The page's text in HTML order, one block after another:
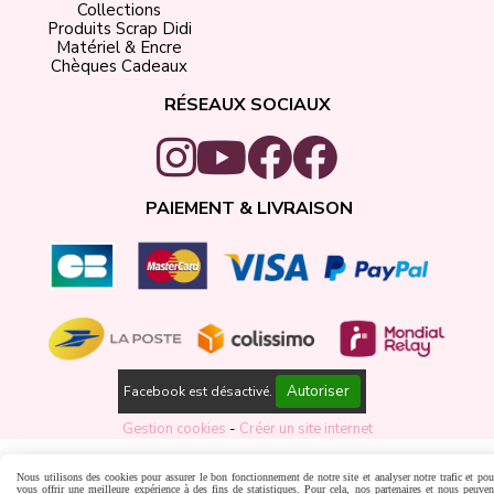
Collections
Produits Scrap Didi
Matériel & Encre
Chèques Cadeaux
RÉSEAUX SOCIAUX
PAIEMENT & LIVRAISON
Facebook est désactivé.
Autoriser
Gestion cookies
Créer un site internet
Nous utilisons des cookies pour assurer le bon fonctionnement de notre site et analyser notre trafic et
vous offrir une meilleure expérience à des fins de statistiques. Pour cela, nos partenaires et nous